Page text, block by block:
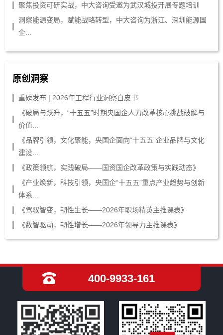
聚焦投资可研实战，中大咨询受邀为武汉城投开展专题培训
洞察能源变局，赋能战略转型，中大咨询为浙江、深圳能源国
企...
原创洞察
重磅发布 | 2026年工程行业洞察白皮书
《破局与跃升，“十五五”时期央国企人力改革核心挑战破解与
价值...
《品牌引领，文化聚能，央国企面向“十五五”企业品牌与文化
建设...
《政策领航，实践破局——国资国企改革政策与实践动态》
《产业焕新，科技引领，央国企“十五五”重点产业趋势与创新
体系...
《驾驭智变，韧性生长——2026年职场精英主推课表》
《数智驱动，韧性增长——2026年领导力主推课表》
400-9933-161